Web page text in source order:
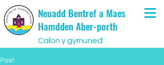
Neuadd Bentref a Maes
Hamdden Aber-porth
Calon y gymuned
Post